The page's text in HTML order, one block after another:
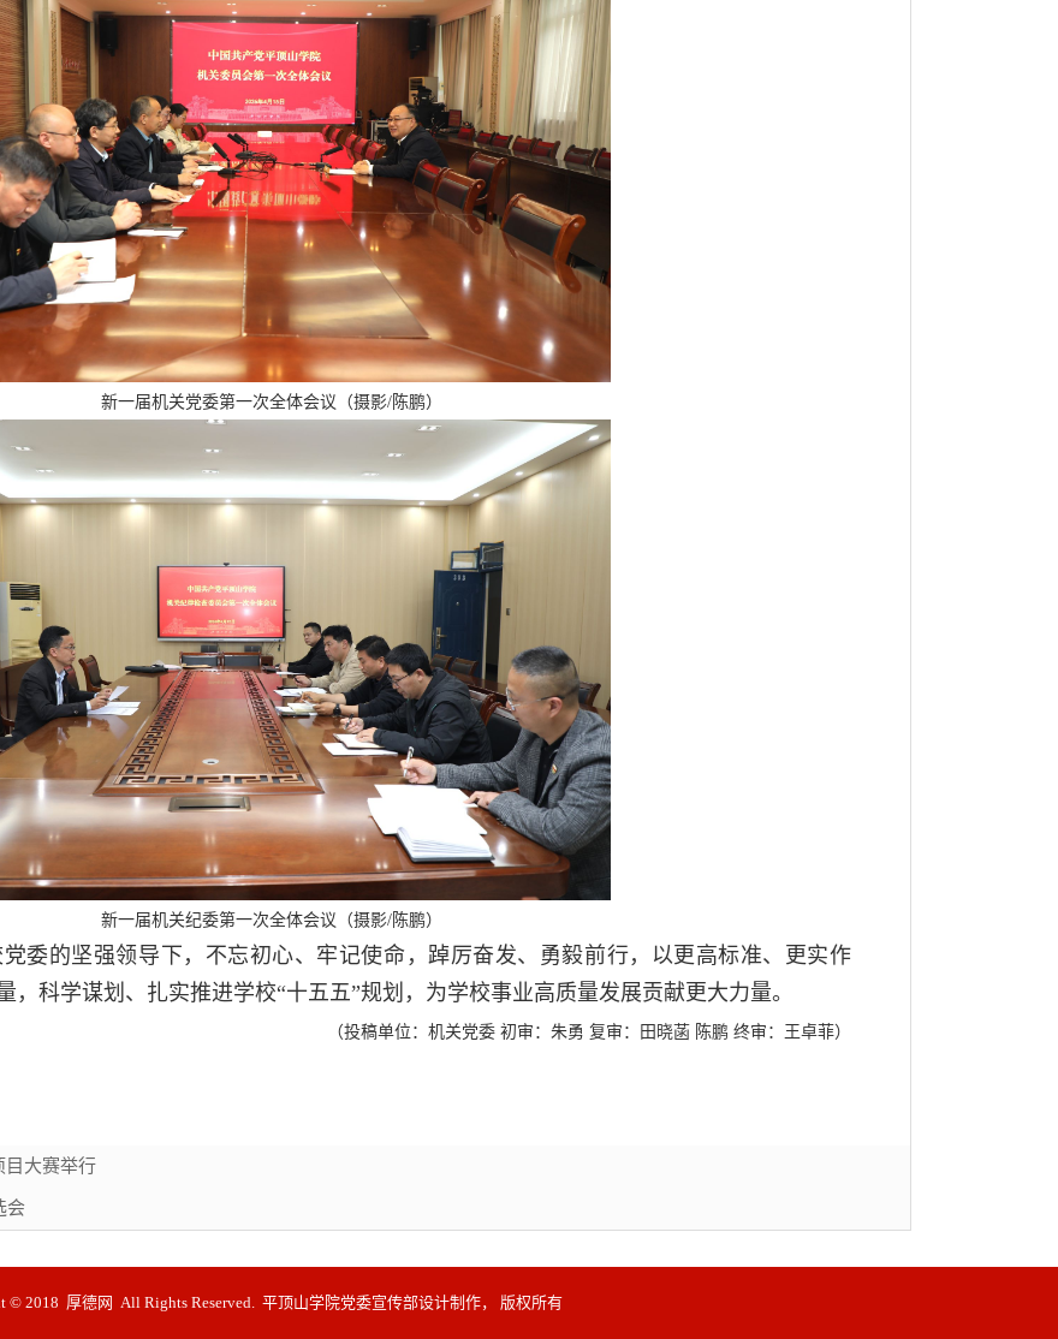
新一届机关党委第一次全体会议（摄影/陈鹏）
新一届机关纪委第一次全体会议（摄影/陈鹏）
委的坚强领导下，不忘初心、牢记使命，踔厉奋发、勇毅前行，以更高标准、更实作
科学谋划、扎实推进学校“十五五”规划，为学校事业高质量发展贡献更大力量。
（投稿单位：机关党委 初审：朱勇 复审：田晓菡 陈鹏 终审：王卓菲）
目大赛举行
会
© 2018 厚德网 All Rights Reserved. 平顶山学院党委宣传部设计制作， 版权所有